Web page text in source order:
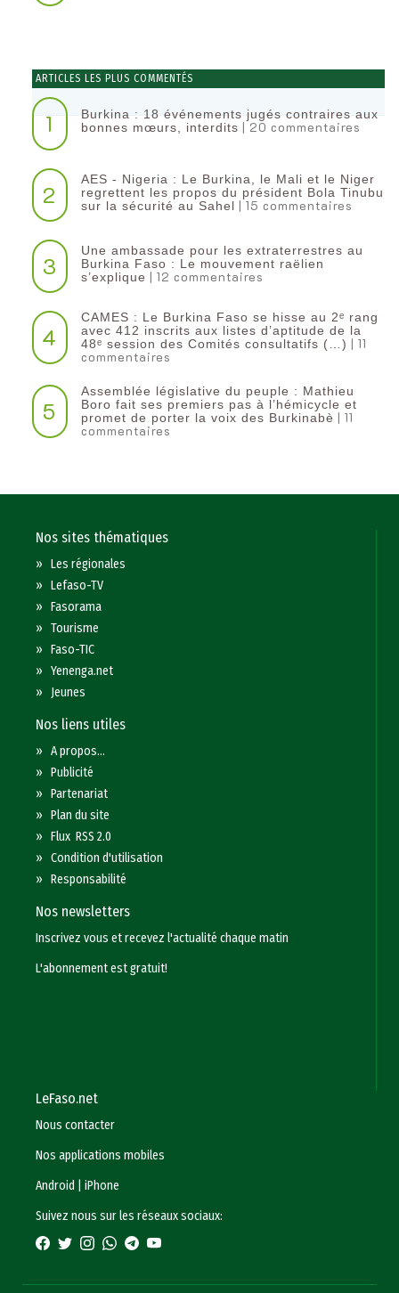
ARTICLES LES PLUS COMMENTÉS
1
Burkina : 18 événements jugés contraires aux
bonnes mœurs, interdits | 20 commentaires
2
AES - Nigeria : Le Burkina, le Mali et le Niger
regrettent les propos du président Bola Tinubu
sur la sécurité au Sahel | 15 commentaires
3
Une ambassade pour les extraterrestres au
Burkina Faso : Le mouvement raëlien
s’explique | 12 commentaires
4
CAMES : Le Burkina Faso se hisse au 2ᵉ rang
avec 412 inscrits aux listes d’aptitude de la
48ᵉ session des Comités consultatifs (…) | 11
commentaires
5
Assemblée législative du peuple : Mathieu
Boro fait ses premiers pas à l’hémicycle et
promet de porter la voix des Burkinabè | 11
commentaires
Nos sites thématiques
»Les régionales
»Lefaso-TV
»Fasorama
»Tourisme
»Faso-TIC
»Yenenga.net
» Jeunes
Nos liens utiles
»A propos...
»Publicité
»Partenariat
»Plan du site
»Flux RSS 2.0
»Condition d'utilisation
»Responsabilité
Nos newsletters
Inscrivez vous et recevez l'actualité chaque matin
L'abonnement est gratuit!
LeFaso.net
Nous contacter
Nos applications mobiles
Android
|iPhone
Suivez nous sur les réseaux sociaux: